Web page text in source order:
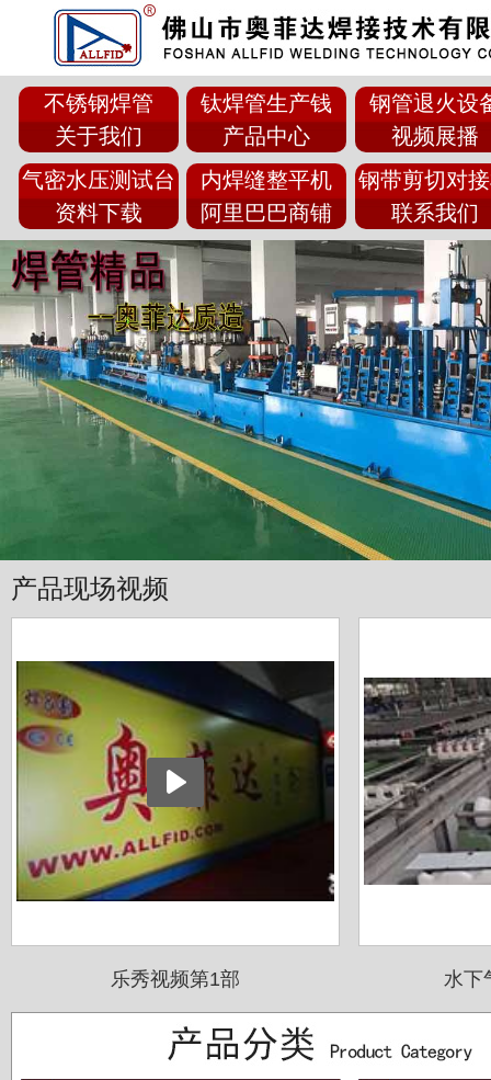
不锈钢焊管
关于我们
钛焊管生产钱
产品中心
钢管退火设
视频展播
气密水压测试台
资料下载
内焊缝整平机
阿里巴巴商铺
钢带剪切对
联系我们
产品现场视频
乐秀视频第1部 水下